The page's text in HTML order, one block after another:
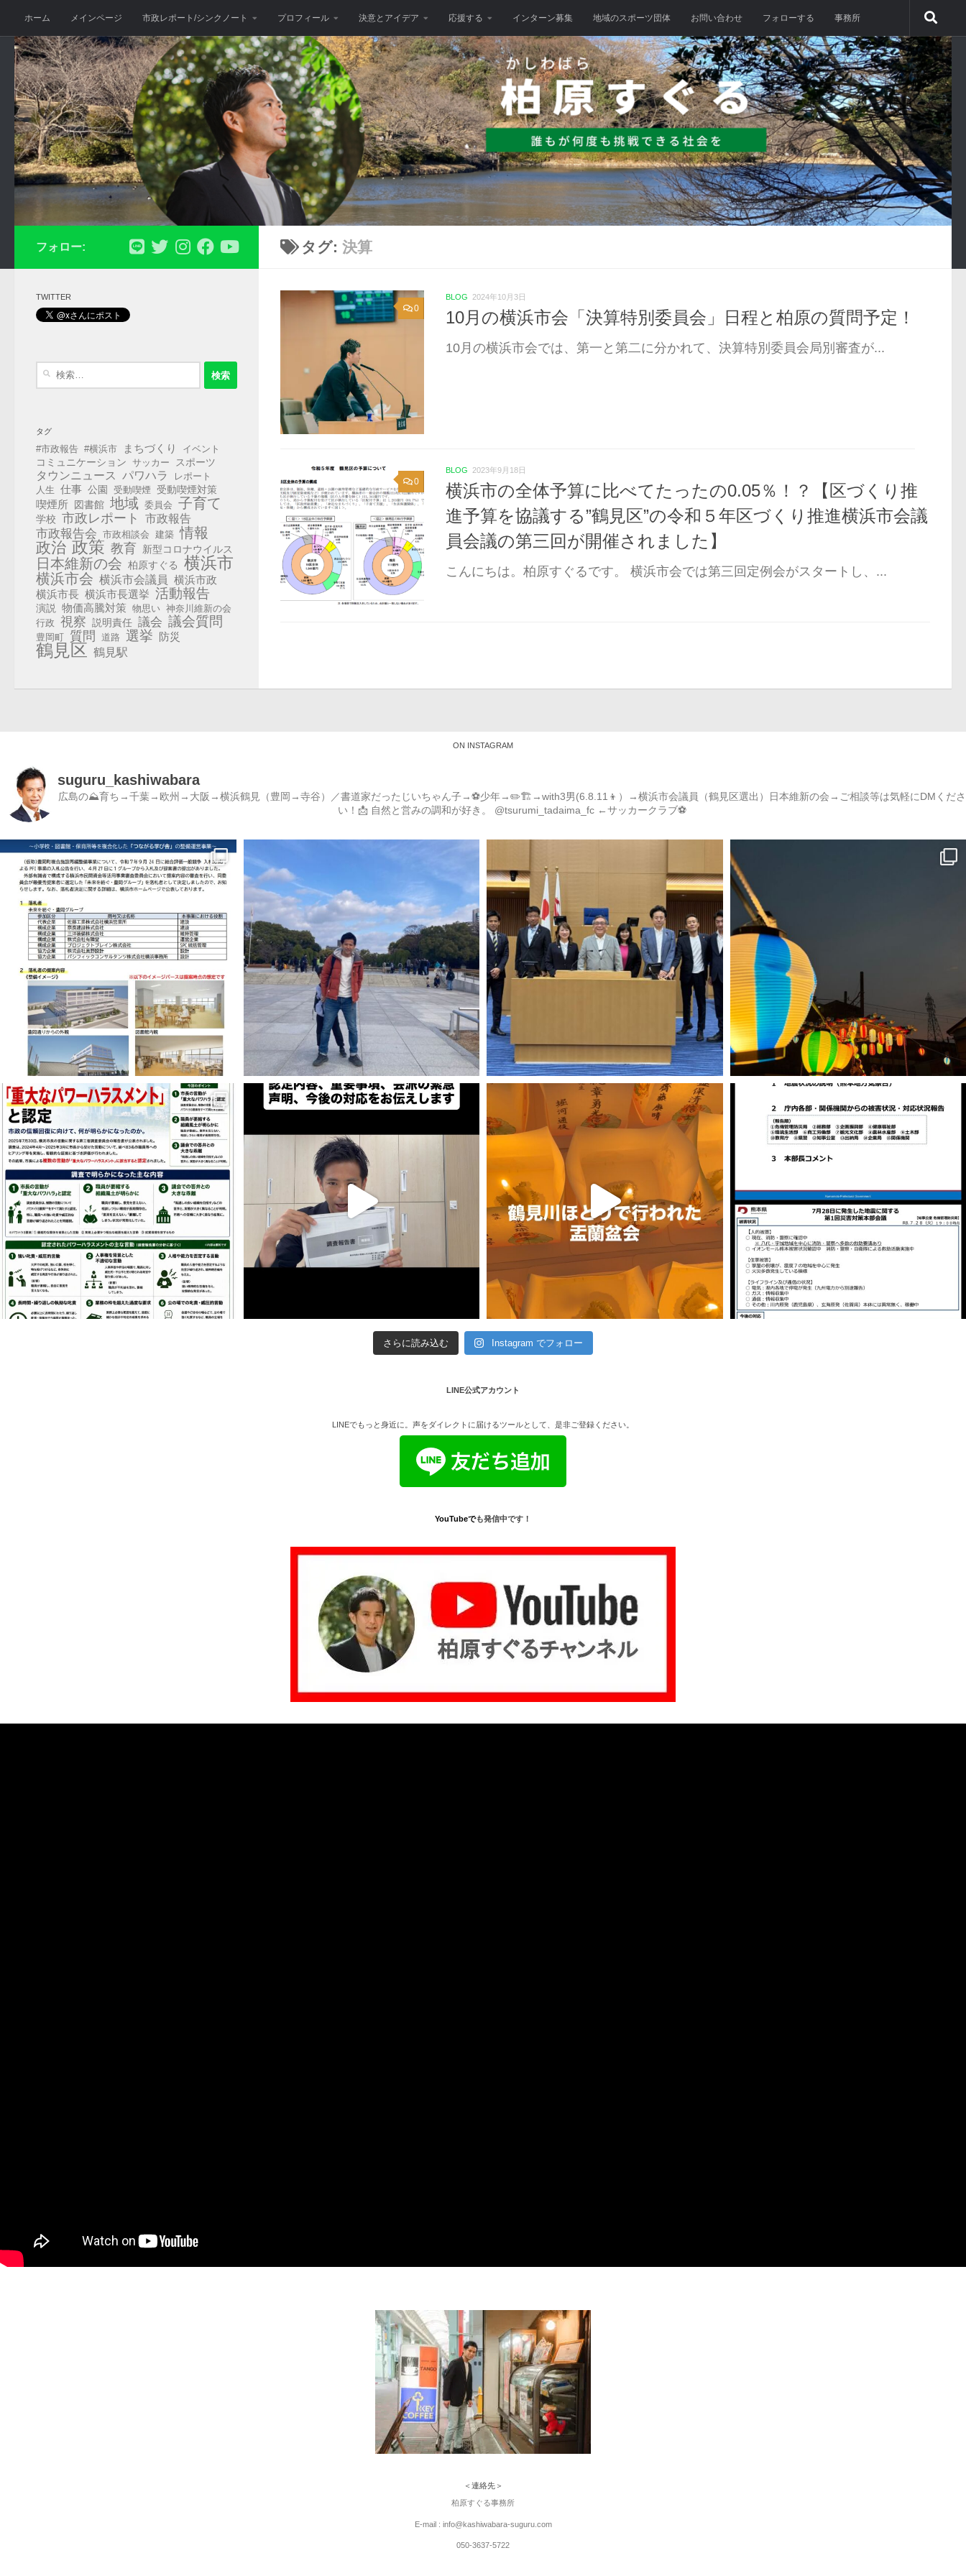
コンテンツへスキップ
ホーム メインページ 市政レポート/シンクノート プロフィール 決意とアイデア 応援する インターン募集 地域のスポーツ団体 お問い合わせ フォローする 事務所
タグ: 決算
0
BLOG 2024年10月3日
10月の横浜市会「決算特別委員会」日程と柏原の質問予定！
10月の横浜市会では、第一と第二に分かれて、決算特別委員会局別審査が...
0
BLOG 2023年9月18日
横浜市の全体予算に比べてたったの0.05％！？【区づくり推
進予算を協議する”鶴見区”の令和５年区づくり推進横浜市会議
員会議の第三回が開催されました】
こんにちは。柏原すぐるです。 横浜市会では第三回定例会がスタートし、...
フォロー:
TWITTER
タグ
#市政報告 #横浜市 まちづくり イベント
コミュニケーション サッカー スポーツ
タウンニュース パワハラ
レポート
人生 仕事 公園 受動喫煙
受動喫煙対策
喫煙所
図書館 地域 委員会 子育て
学校 市政レポート 市政報告
市政報告会 市政相談会 建築 情報
政治 政策 教育 新型コロナウイルス
日本維新の会 柏原すぐる 横浜市
横浜市会 横浜市会議員
横浜市政
横浜市長 横浜市長選挙 活動報告
演説 物価高騰対策 物思い 神奈川維新の会
行政 視察 説明責任 議会 議会質問
豊岡町 質問 道路 選挙 防災
鶴見区 鶴見駅
ON INSTAGRAM
suguru_kashiwabara
広島の⛰育ち→千葉→欧州→大阪→横浜鶴見（豊岡→寺谷）／書道家だったじいちゃん子→⚽️少年→✏️🏗→with3男(6.8.11👦）→横浜市会議員（鶴見区選出）日本維新の会→ご相談等は気軽にDMくださ
い！📩 自然と営みの調和が好き。 @tsurumi_tadaima_fc ←サッカークラブ⚽️
さらに読み込む Instagram でフォロー
LINE公式アカウント
LINEでもっと身近に。声をダイレクトに届けるツールとして、是非ご登録ください。
YouTubeでも発信中です！
＜連絡先＞
柏原すぐる事務所
E-mail : info@kashiwabara-suguru.com
050-3637-5722